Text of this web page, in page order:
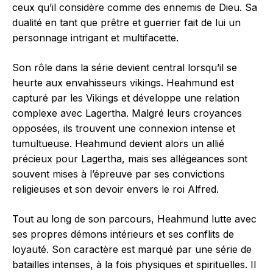
ceux qu’il considère comme des ennemis de Dieu. Sa
dualité en tant que prêtre et guerrier fait de lui un
personnage intrigant et multifacette.
Son rôle dans la série devient central lorsqu’il se
heurte aux envahisseurs vikings. Heahmund est
capturé par les Vikings et développe une relation
complexe avec Lagertha. Malgré leurs croyances
opposées, ils trouvent une connexion intense et
tumultueuse. Heahmund devient alors un allié
précieux pour Lagertha, mais ses allégeances sont
souvent mises à l’épreuve par ses convictions
religieuses et son devoir envers le roi Alfred.
Tout au long de son parcours, Heahmund lutte avec
ses propres démons intérieurs et ses conflits de
loyauté. Son caractère est marqué par une série de
batailles intenses, à la fois physiques et spirituelles. Il